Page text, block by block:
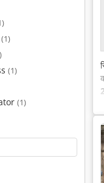
(1)
(1)
(1)